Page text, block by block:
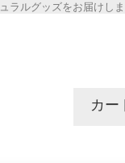
ラルグッズをお届けしま
カー